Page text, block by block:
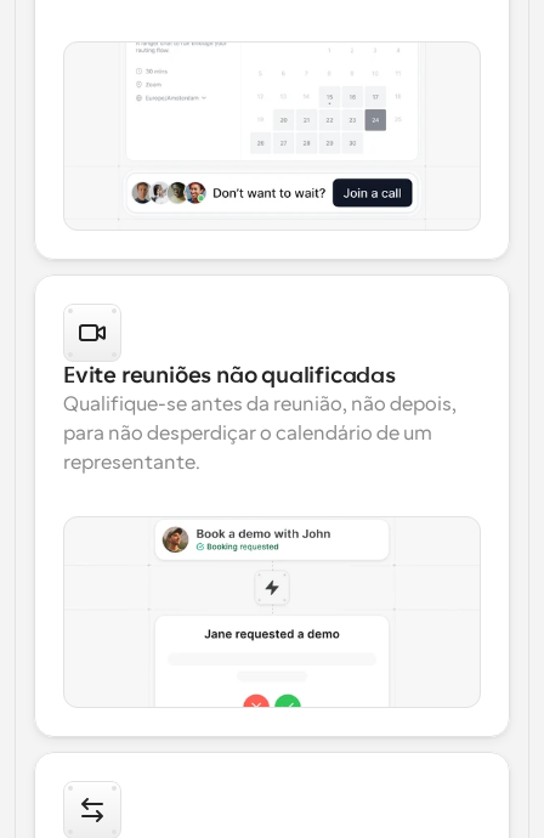
Evite reuniões não qualificadas
Qualifique-se antes da reunião, não depois,
para não desperdiçar o calendário de um
representante.